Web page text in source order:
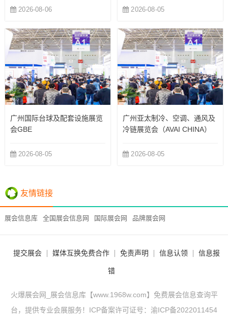
2026-08-06 2026-08-05
广州国际台球及配套设施展览
会GBE
2026-08-05
广州亚太制冷、空调、通风及
冷链展览会（AVAI CHINA）
2026-08-05
友情链接
展会信息库 全国展会信息网 国际展会网 品牌展会网
提交展会 媒体互换免费合作 免责声明 信息认领 信息报
错
火爆展会网_展会信息库【www.1968w.com】免费展会信息查询平
台，提供专业会展服务！ICP备案许可证号： 渝ICP备2022011454